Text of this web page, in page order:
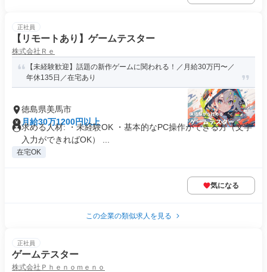
正社員
【リモートあり】ゲームテスター
株式会社Ｒｅ
【未経験歓迎】話題の新作ゲームに関われる！／月給30万円〜／
年休135日／在宅あり
徳島県美馬市
月給30万1200円以上
求める人材: ・未経験OK ・基本的なPC操作ができる方（文字
入力ができればOK） ...
在宅OK
気になる
この企業の類似求人を見る
正社員
ゲームテスター
株式会社Ｐｈｅｎｏｍｅｎｏ